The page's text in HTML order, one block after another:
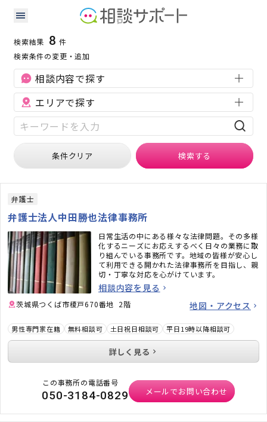
茨城県の労働問題に強い専門家の検索結果
労働問題
検索結果 8 件
検索条件の変更・追加
相談内容で探す
エリアで探す
条件クリア 検索する
弁護士
弁護士法人中田勝也法律事務所
日常生活の中にある様々な法律問題。その多様
化するニーズにお応えするべく日々の業務に取
り組んでいる事務所です。地域の皆様が安心し
て利用できる開かれた法律事務所を目指し、親
切・丁寧な対応を心がけています。
相談内容を見る
茨城県つくば市榎戸670番地 2階 地図・アクセス
男性専門家在籍 無料相談可 土日祝日相談可 平日19時以降相談可
詳しく見る
この事務所の電話番号
050-3184-0829 メールでお問い合わせ